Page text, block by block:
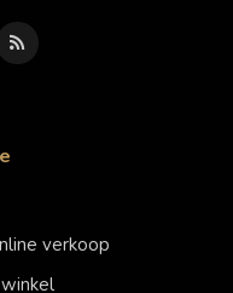
verkoop